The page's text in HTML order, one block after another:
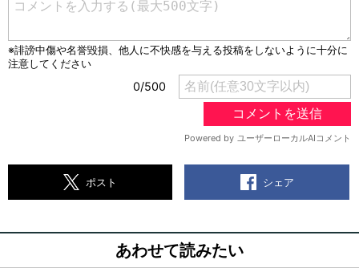
ポスト シェア
あわせて読みたい